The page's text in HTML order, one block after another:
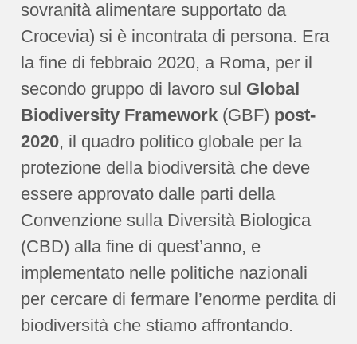
sovranità alimentare supportato da
Crocevia) si è incontrata di persona. Era
la fine di febbraio 2020, a Roma, per il
secondo gruppo di lavoro sul Global
Biodiversity Framework (GBF) post-
2020, il quadro politico globale per la
protezione della biodiversità che deve
essere approvato dalle parti della
Convenzione sulla Diversità Biologica
(CBD) alla fine di quest’anno, e
implementato nelle politiche nazionali
per cercare di fermare l’enorme perdita di
biodiversità che stiamo affrontando.